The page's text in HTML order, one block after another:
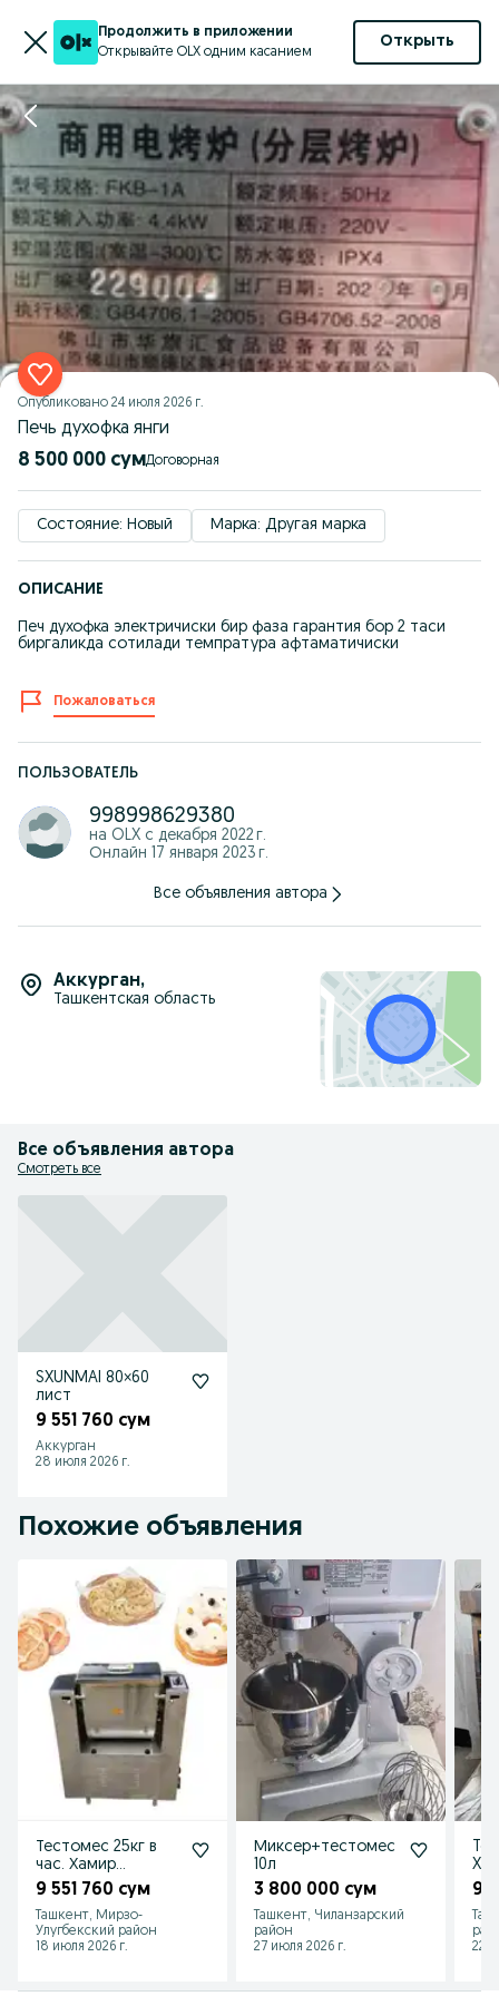
Продолжить в приложении
Открывайте OLX одним касанием
Открыть
Опубликовано 24 июля 2026 г.
Печь духофка янги
8 500 000 сум Договорная
Состояние: Новый Марка: Другая марка
ОПИСАНИЕ
Печ духофка электричиски бир фаза гарантия бор 2 таси
биргаликда сотилади темпратура афтаматичиски
Пожаловаться
ПОЛЬЗОВАТЕЛЬ
998998629380
на OLX с декабря 2022 г.
Онлайн 17 января 2023 г.
Все объявления автора
Аккурган,
Ташкентская область
Все объявления автора
Смотреть все
SXUNMAI 80×60
лист
9 551 760 сум
Аккурган
28 июля 2026 г.
Похожие объявления
Тестомес 25кг в
час. Хамир
корадиган ускуна
25 кг 1 соатда.
9 551 760 сум
Ташкент, Мирзо-
Улугбекский район
18 июля 2026 г.
Миксер+тестомес
10л
3 800 000 сум
Ташкент, Чиланзарский
район
27 июля 2026 г.
95
22